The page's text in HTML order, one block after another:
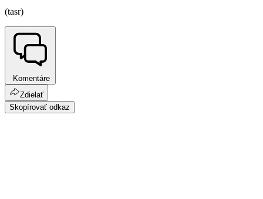
(tasr)
Komentáre
Zdielať
Skopírovať odkaz